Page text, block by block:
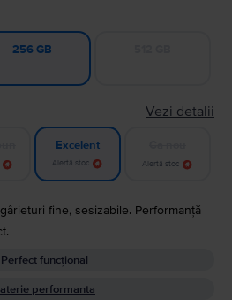
256 GB
Vezi detalii
Excelent
Alertă stoc Alertă stoc
fine, sesizabile. Performanță
Perfect funcțional
performanta